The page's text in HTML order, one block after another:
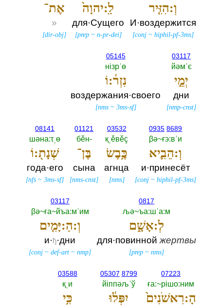
וְ:הִזִּ֤יר
И·воздержится
[conj ~hiphil-pf-3ms]
לַֽ:יהוָה֙
для·Сущего
[prep~ n-pr-dei]
אֶת־
»
[dir-obj]
03117
йәмˈє
יְמֵ֣י
дни
[nmp-cnst]
05145
нiзрˈө
נִזְר֔:וֹ
воздержания·своего
[nms~ 3ms-sf]
0935 8689
βә~ғэ:вˈи
וְ:הֵבִ֛יא
и·принесёт
[conj ~hiphil-pf-3ms]
03532
қˌěвěç
כֶּ֥בֶשׂ
агнца
[nms]
01121
бěн-‎
בֶּן־
сына
[nms-cnst]
08141
шәна:τˌө
שְׁנָת֖:וֹ
года·его
[nfs ~3ms-sf]
0817
љә~ъа:шˈа:м
לְ:אָשָׁ֑ם
для·повиннойжертвы
[prep ~nms]
03117
βә~ға~йъа:мˈим
וְ:הַ:יָּמִ֤ים
и·ђ·дни
[conj ~def-art ~nmp]
07223
ға:~рiшо:ним
הָ:רִאשֹׁנִים֙
05307 8799
йiппәљˈў
יִפְּל֔וּ
03588
қˌи
כִּ֥י